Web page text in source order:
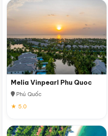
Melia Vinpearl Phu Quoc
Phú Quốc
★ 5.0